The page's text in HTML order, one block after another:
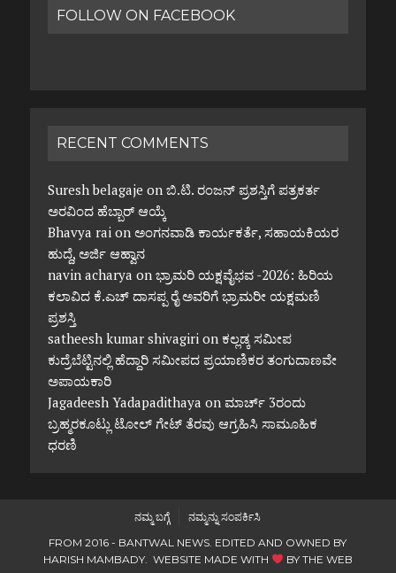
FOLLOW ON FACEBOOK
RECENT COMMENTS
Suresh belagaje on ಬಿ.ಟಿ. ರಂಜನ್ ಪ್ರಶಸ್ತಿಗೆ ಪತ್ರಕರ್ತ
ಅರವಿಂದ ಹೆಬ್ಬಾರ್ ಆಯ್ಕೆ
Bhavya raion ಅಂಗನವಾಡಿ ಕಾರ್ಯಕರ್ತೆ, ಸಹಾಯಕಿಯರ
ಹುದ್ದೆ, ಅರ್ಜಿ ಆಹ್ವಾನ
navin acharya on ಭ್ರಾಮರಿ ಯಕ್ಷವೈಭವ -2026: ಹಿರಿಯ
ಕಲಾವಿದ ಕೆ.ಎಚ್ ದಾಸಪ್ಪ ರೈ ಅವರಿಗೆ ಭ್ರಾಮರೀ ಯಕ್ಷಮಣಿ
ಪ್ರಶಸ್ತಿ
satheesh kumar shivagirion ಕಲ್ಲಡ್ಕ ಸಮೀಪ
ಕುದ್ರೆಬೆಟ್ಟಿನಲ್ಲಿ ಹೆದ್ದಾರಿ ಸಮೀಪದ ಪ್ರಯಾಣಿಕರ ತಂಗುದಾಣವೇ
ಅಪಾಯಕಾರಿ
Jagadeesh Yadapadithaya on ಮಾರ್ಚ್ 3ರಂದು
ಬ್ರಹ್ಮರಕೂಟ್ಲು ಟೋಲ್ ಗೇಟ್ ತೆರವು ಆಗ್ರಹಿಸಿ ಸಾಮೂಹಿಕ
ಧರಣಿ
ನಮ್ಮ ಬಗ್ಗೆ
ನಮ್ಮನ್ನು ಸಂಪರ್ಕಿಸಿ
FROM 2016 - BANTWAL NEWS. EDITED AND OWNED BY
HARISH MAMBADY. WEBSITE MADE WITH
BY THE WEB